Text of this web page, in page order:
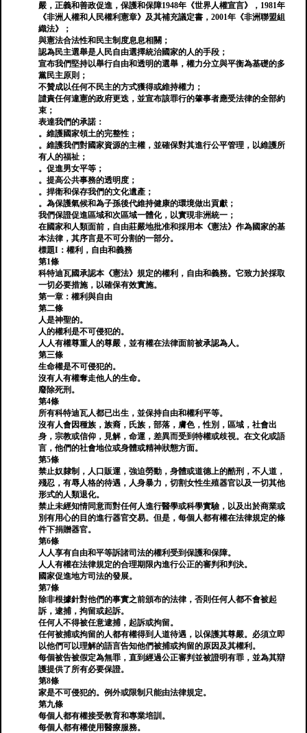
嚴，正義和善政促進，保護和保障1948年《世界人權宣言》，1981年
《非洲人權和人民權利憲章》及其補充議定書，2001年《非洲聯盟組
織法》；
與憲法合法性和民主制度息息相關；
認為民主選舉是人民自由選擇統治國家的人的手段；
宣布我們堅持以舉行自由和透明的選舉，權力分立與平衡為基礎的多
黨民主原則；
不贊成以任何不民主的方式獲得或維持權力；
譴責任何違憲的政府更迭，並宣布該罪行的肇事者應受法律的全部約
束；
表達我們的承諾：
。維護國家領土的完整性；
。維護我們對國家資源的主權，並確保對其進行公平管理，以維護所
有人的福祉；
。促進男女平等；
。提高公共事務的透明度；
。捍衛和保存我們的文化遺產；
。為保護氣候和為子孫後代維持健康的環境做出貢獻；
我們保證促進區域和次區域一體化，以實現非洲統一；
在國家和人類面前，自由莊嚴地批准和採用本《憲法》作為國家的基
本法律，其序言是不可分割的一部分。
標題I：權利，自由和義務
第1條
科特迪瓦國承認本《憲法》規定的權利，自由和義務。它致力於採取
一切必要措施，以確保有效實施。
第一章：權利與自由
第二條
人是神聖的。
人的權利是不可侵犯的。
人人有權尊重人的尊嚴，並有權在法律面前被承認為人。
第三條
生命權是不可侵犯的。
沒有人有權奪走他人的生命。
廢除死刑。
第4條
所有科特迪瓦人都已出生，並保持自由和權利平等。
沒有人會因種族，族裔，氏族，部落，膚色，性別，區域，社會出
身，宗教或信仰，見解，命運，差異而受到特權或歧視。在文化或語
言，他們的社會地位或身體或精神狀態方面。
第5條
禁止奴隸制，人口販運，強迫勞動，身體或道德上的酷刑，不人道，
殘忍，有辱人格的待遇，人身暴力，切割女性生殖器官以及一切其他
形式的人類退化。
禁止未經知情同意而對任何人進行醫學或科學實驗，以及出於商業或
別有用心的目的進行器官交易。但是，每個人都有權在法律規定的條
件下捐贈器官。
第6條
人人享有自由和平等訴諸司法的權利受到保護和保障。
人人有權在法律規定的合理期限內進行公正的審判和判決。
國家促進地方司法的發展。
第7條
除非根據針對他們的事實之前頒布的法律，否則任何人都不會被起
訴，逮捕，拘留或起訴。
任何人不得被任意逮捕，起訴或拘留。
任何被捕或拘留的人都有權得到人道待遇，以保護其尊嚴。必須立即
以他們可以理解的語言告知他們被捕或拘留的原因及其權利。
每個被告被假定為無罪，直到經過公正審判並被證明有罪，並為其辯
護提供了所有必要保證。
第8條
家是不可侵犯的。例外或限制只能由法律規定。
第九條
每個人都有權接受教育和專業培訓。
每個人都有權使用醫療服務。